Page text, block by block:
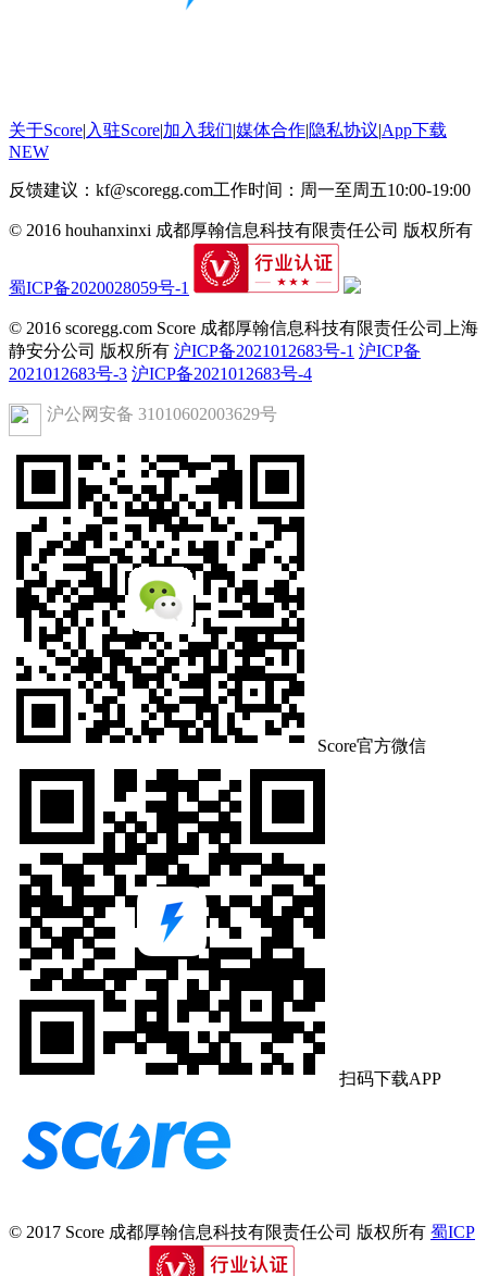
关于Score| 入驻Score|加入我们|媒体合作|隐私协议|App下载
NEW
反馈建议：kf@scoregg.com工作时间：周一至周五10:00-19:00
© 2016 houhanxinxi 成都厚翰信息科技有限责任公司 版权所有
蜀ICP备2020028059号-1
© 2016 scoregg.com Score 成都厚翰信息科技有限责任公司上海
静安分公司 版权所有 沪ICP备2021012683号-1 沪ICP备
2021012683号-3 沪ICP备2021012683号-4
沪公网安备 31010602003629号
Score官方微信
扫码下载APP
© 2017 Score 成都厚翰信息科技有限责任公司 版权所有 蜀ICP